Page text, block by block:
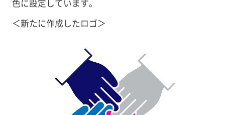
色に設定しています。
＜新たに作成したロゴ＞